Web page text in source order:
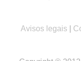
Avisos legais